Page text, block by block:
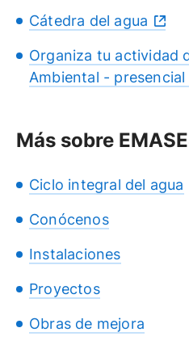
Cátedra del agua
Organiza tu actividad
Ambiental -
Más sobre
Ciclo integral del agua
Conócenos
Instalaciones
Proyectos
Obras de mejora